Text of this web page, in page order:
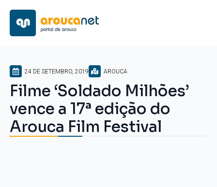
24 DE SETEMBRO, 2019 AROUCA
Filme ‘Soldado Milhões’
vence a 17ª edição do
Arouca Film Festival